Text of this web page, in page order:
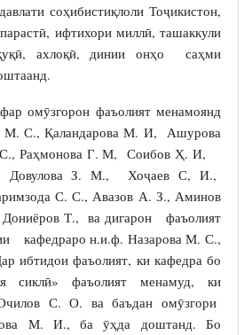
соҳибистиқлоли Тоҷикистон,
ифтихори миллӣ, ташаккули
ахлоқӣ, динии онҳо саҳми
омӯзгорон фаъолият менамоянд
М. С., Қаландарова М. И, Ашурова
Раҳмонова Г. М, Соибов Ҳ. И,
З. М., Хоҷаев С, И.,
С. С., Авазов А. З., Аминов
Т., ва дигарон фаъолият
кафедраро н.и.ф. Назарова М. С.,
ибтидои фаъолият, ки кафедра бо
сиклӣ» фаъолият менамуд, ки
С. О. ва баъдан омӯзгори
М. И., ба ӯҳда доштанд. Бо